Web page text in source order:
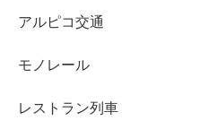
アルピコ交通
モノレール
レストラン列車